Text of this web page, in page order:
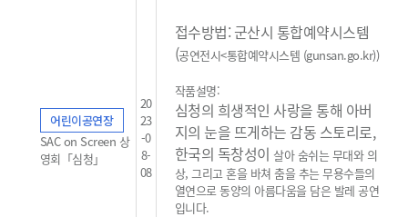
어린이공연장
SAC on Screen 상
영회「심청」
20
23
-0
8-
08
접수방법: 군산시 통합예약시스템
(공연전시<통합예약시스템 (gunsan.go.kr))
작품설명:
심청의 희생적인 사랑을 통해 아버
지의 눈을 뜨게하는 감동 스토리로,
한국의 독창성이 살아 숨쉬는 무대와 의
상, 그리고 혼을 바쳐 춤을 추는 무용수들의
열연으로 동양의 아름다움을 담은 발레 공연
입니다.